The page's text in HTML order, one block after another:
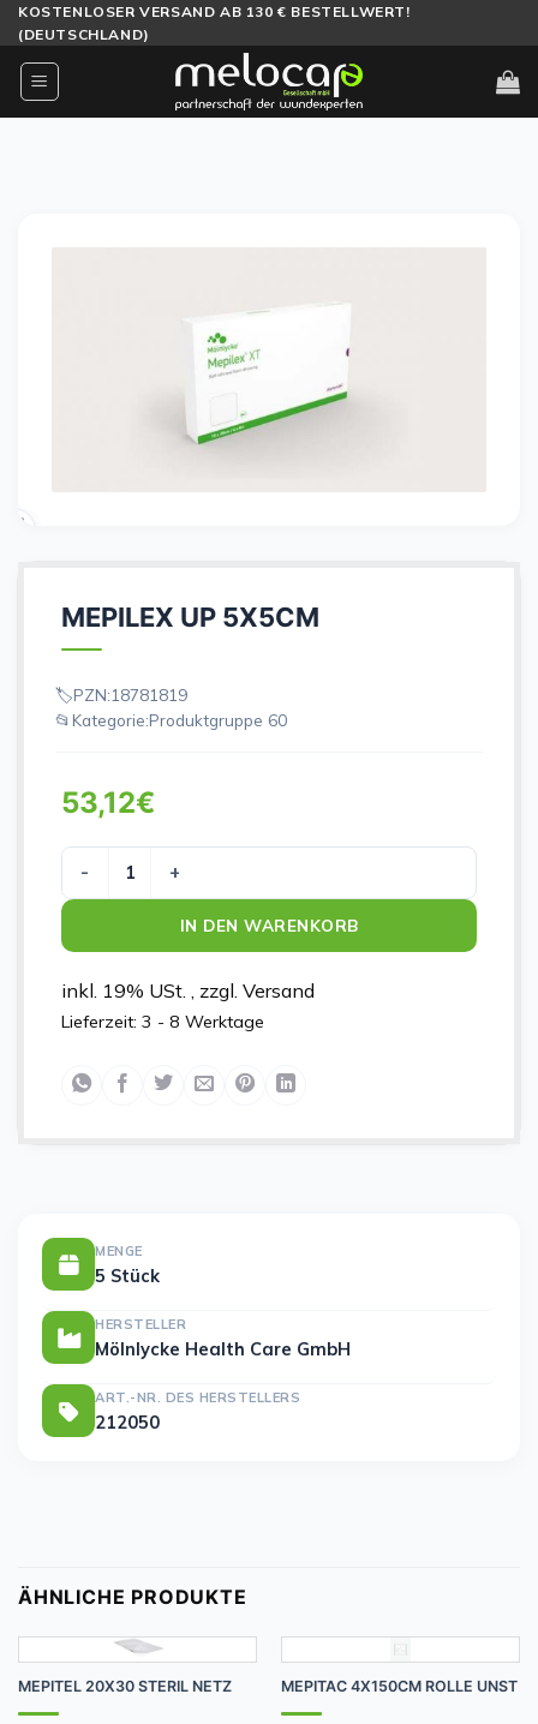
Zum
Inhalt
springen
KOSTENLOSER VERSAND AB 130 € BESTELLWERT!
(DEUTSCHLAND)
MEPILEX UP 5X5CM
PZN:18781819
Kategorie:Produktgruppe 60
53,12€
MEPILEX UP 5X5CM Menge
IN DEN WARENKORB
inkl. 19% USt. , zzgl. Versand
Lieferzeit: 3 - 8 Werktage
MENGE
5 Stück
HERSTELLER
Mölnlycke Health Care GmbH
ART.-NR. DES HERSTELLERS
212050
ÄHNLICHE PRODUKTE
MEPITEL 20X30 STERIL NETZ MEPITAC 4X150CM ROLLE UNST